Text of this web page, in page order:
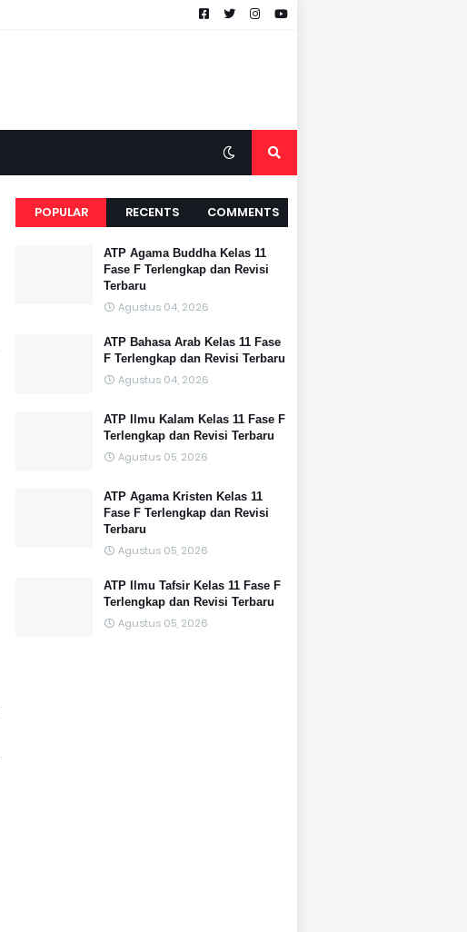
POPULAR RECENTS COMMENTS
ATP Agama Buddha Kelas 11
Fase F Terlengkap dan Revisi
Terbaru
Agustus 04, 2026
ATP Bahasa Arab Kelas 11 Fase
F Terlengkap dan Revisi Terbaru
Agustus 04, 2026
ATP Ilmu Kalam Kelas 11 Fase F
Terlengkap dan Revisi Terbaru
Agustus 05, 2026
ATP Agama Kristen Kelas 11
Fase F Terlengkap dan Revisi
Terbaru
Agustus 05, 2026
ATP Ilmu Tafsir Kelas 11 Fase F
Terlengkap dan Revisi Terbaru
Agustus 05, 2026